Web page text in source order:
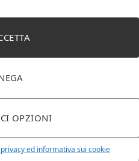
OPZIONI
ed informativa sui cookie
Bicchieri PET
tacca 0,3 alta qualità